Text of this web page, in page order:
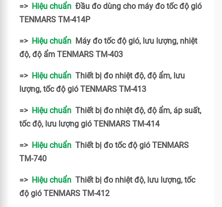
=> Hiệu chuẩn Đầu đo dùng cho máy đo tốc độ gió
TENMARS TM-414P
=> Hiệu chuẩn Máy đo tốc độ gió, lưu lượng, nhiệt
độ, độ ẩm TENMARS TM-403
=> Hiệu chuẩn Thiết bị đo nhiệt độ, độ ẩm, lưu
lượng, tốc độ gió TENMARS TM-413
=> Hiệu chuẩn Thiết bị đo nhiệt độ, độ ẩm, áp suất,
tốc độ, lưu lượng gió TENMARS TM-414
=> Hiệu chuẩn Thiết bị đo tốc độ gió TENMARS
TM-740
=> Hiệu chuẩn Thiết bị đo nhiệt độ, lưu lượng, tốc
độ gió TENMARS TM-412